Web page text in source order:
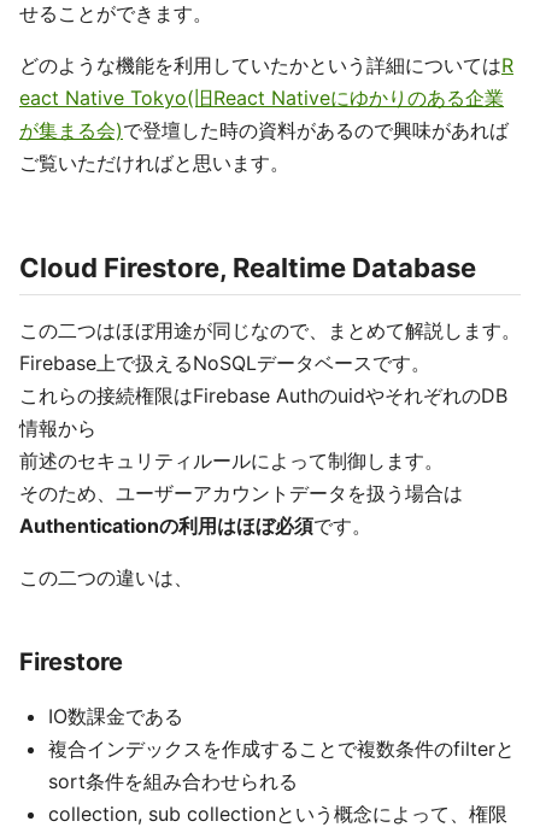
せることができます。
どのような機能を利用していたかという詳細についてはR
eact Native Tokyo(旧React Nativeにゆかりのある企業
が集まる会)で登壇した時の資料があるので興味があれば
ご覧いただければと思います。
Cloud Firestore, Realtime Database
この二つはほぼ用途が同じなので、まとめて解説します。
Firebase上で扱えるNoSQLデータベースです。
これらの接続権限はFirebase AuthのuidやそれぞれのDB
情報から
前述のセキュリティルールによって制御します。
そのため、ユーザーアカウントデータを扱う場合は
Authenticationの利用はほぼ必須です。
この二つの違いは、
Firestore
IO数課金である
複合インデックスを作成することで複数条件のfilterと
sort条件を組み合わせられる
collection, sub collectionという概念によって、権限